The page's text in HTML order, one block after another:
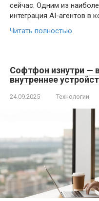
сейчас. Одним из
интеграция AI-агентов в
Читать полностью
Софтфон изнутри —
внутреннее
24.09.2025 Технологии